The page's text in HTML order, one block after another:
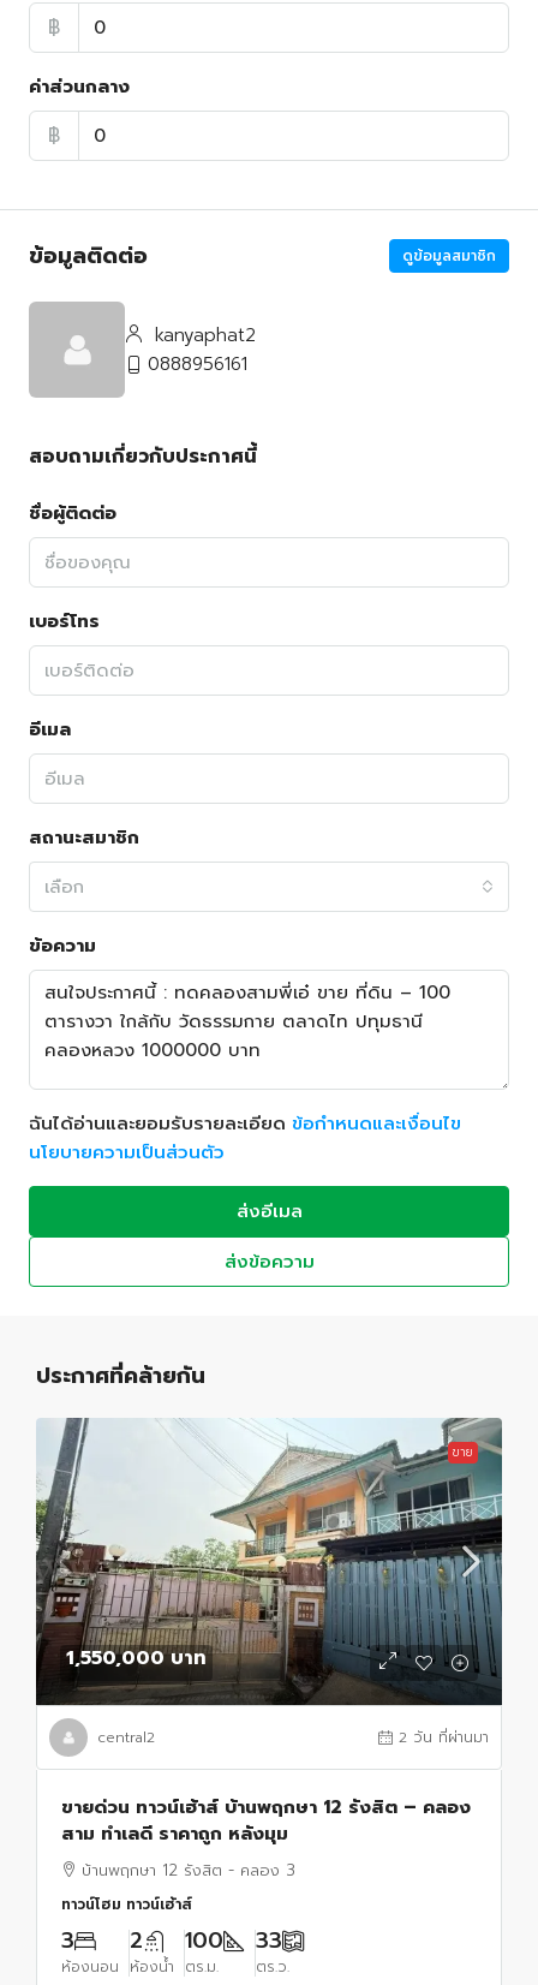
฿
ค่าส่วนกลาง
฿
ข้อมูลติดต่อ ดูข้อมูลสมาชิก
kanyaphat2
0888956161
สอบถามเกี่ยวกับประกาศนี้
ชื่อผู้ติดต่อ
เบอร์โทร
อีเมล
สถานะสมาชิก
เลือก
ข้อความ
ฉันได้อ่านและยอมรับรายละเอียด ข้อกำหนดและเงื่อนไข
นโยบายความเป็นส่วนตัว
ส่งอีเมล
ส่งข้อความ
ประกาศที่คล้ายกัน
ขาย
1,550,000 บาท
central2 2 วัน ที่ผ่านมา
ขายด่วน ทาวน์เฮ้าส์ บ้านพฤกษา 12 รังสิต – คลอง
สาม ทำเลดี ราคาถูก หลังมุม
บ้านพฤกษา 12 รังสิต - คลอง 3
ทาวน์โฮม ทาวน์เฮ้าส์
3
ห้องนอน
2
ห้องน้ำ
100
ตร.ม.
33
ตร.ว.